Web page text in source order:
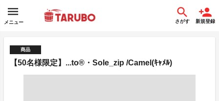
メニュー さがす 新規登録
商品
【50名様限定】...to®・Sole_zip /Camel(ｷｬﾒﾙ)